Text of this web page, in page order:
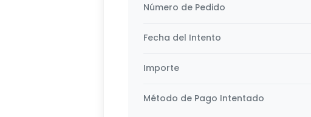
Número de Pedido
Fecha del Intento
Importe
Método de Pago Intentado